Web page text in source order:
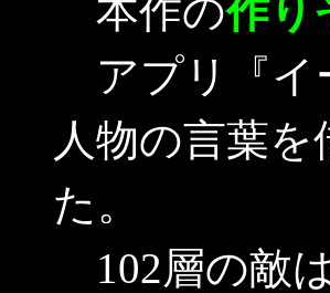
本作の作り
アプリ『イ
人物の言葉
た。
102層の敵